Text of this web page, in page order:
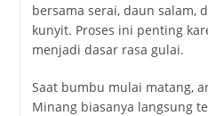
bersama serai, daun salam,
kunyit. Proses ini penting
menjadi dasar rasa gulai.
Saat bumbu mulai matang,
Minang biasanya langsung